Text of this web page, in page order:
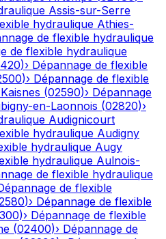
Assis-sur-Serre
hydraulique Athies-
de flexible hydraulique
de flexible hydraulique
)› Dépannage de flexible
)› Dépannage de flexible
(02590)› Dépannage
en-Laonnois (02820)›
Audignicourt
hydraulique Audigny
hydraulique Augy
hydraulique Aulnois-
de flexible hydraulique
de flexible
)› Dépannage de flexible
)› Dépannage de flexible
(02400)› Dépannage de